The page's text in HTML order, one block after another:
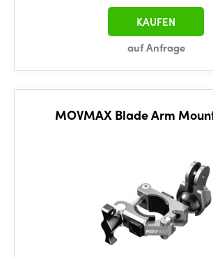
auf Anfrage
KAUFEN
MOVMAX Blade Arm